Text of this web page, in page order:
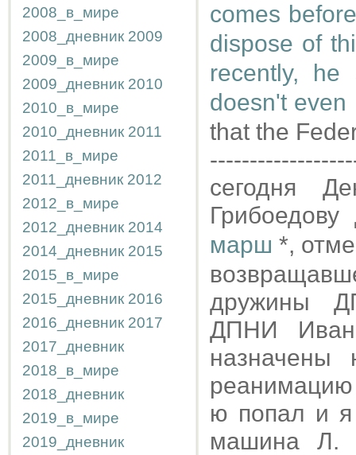
2008_в_мире
2008_дневник 2009
2009_в_мире
2009_дневник 2010
2010_в_мире
2010_дневник 2011
2011_в_мире
2011_дневник 2012
2012_в_мире
2012_дневник 2014
2014_дневник 2015
2015_в_мире
2015_дневник 2016
2016_дневник 2017
2017_дневник
2018_в_мире
2018_дневник
2019_в_мире
2019_дневник
comes
dispose of
recently,
doesn't even
that the
сегодня
марш *,
дружины
ДПНИ
назначены
реанимацию
ю попал и я
машина Л.